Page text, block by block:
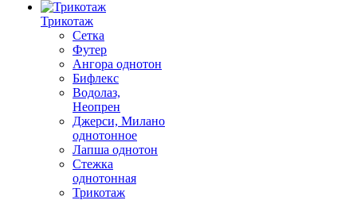
Трикотаж
Сетка
Футер
Ангора однотон
Бифлекс
Водолаз,
Неопрен
Джерси, Милано
однотонное
Лапша однотон
Стежка
однотонная
Трикотаж